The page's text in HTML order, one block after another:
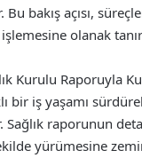
Bu bakış açısı,
olanak
Kurulu Raporuyla
bir iş yaşamı
raporunun
yürümesine